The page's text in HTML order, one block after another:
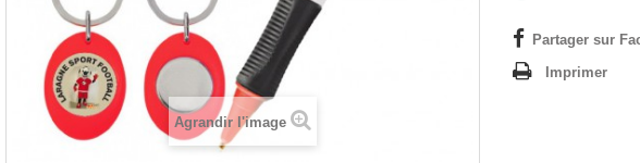
Agrandir l'image
Partager sur
Imprimer